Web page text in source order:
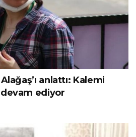
anlattı: Kalemi
devam ediyor